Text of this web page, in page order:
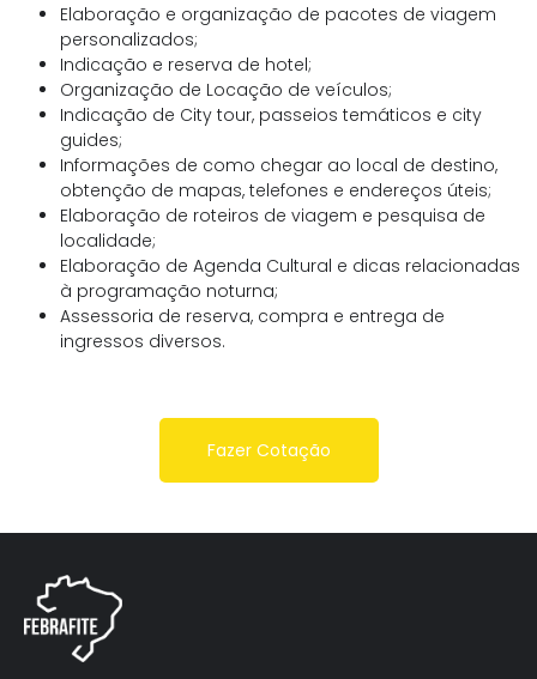
Elaboração e organização de pacotes de viagem
personalizados;
Indicação e reserva de hotel;
Organização de Locação de veículos;
Indicação de City tour, passeios temáticos e city
guides;
Informações de como chegar ao local de destino,
obtenção de mapas, telefones e endereços úteis;
Elaboração de roteiros de viagem e pesquisa de
localidade;
Elaboração de Agenda Cultural e dicas relacionadas
à programação noturna;
Assessoria de reserva, compra e entrega de
ingressos diversos.
Fazer Cotação